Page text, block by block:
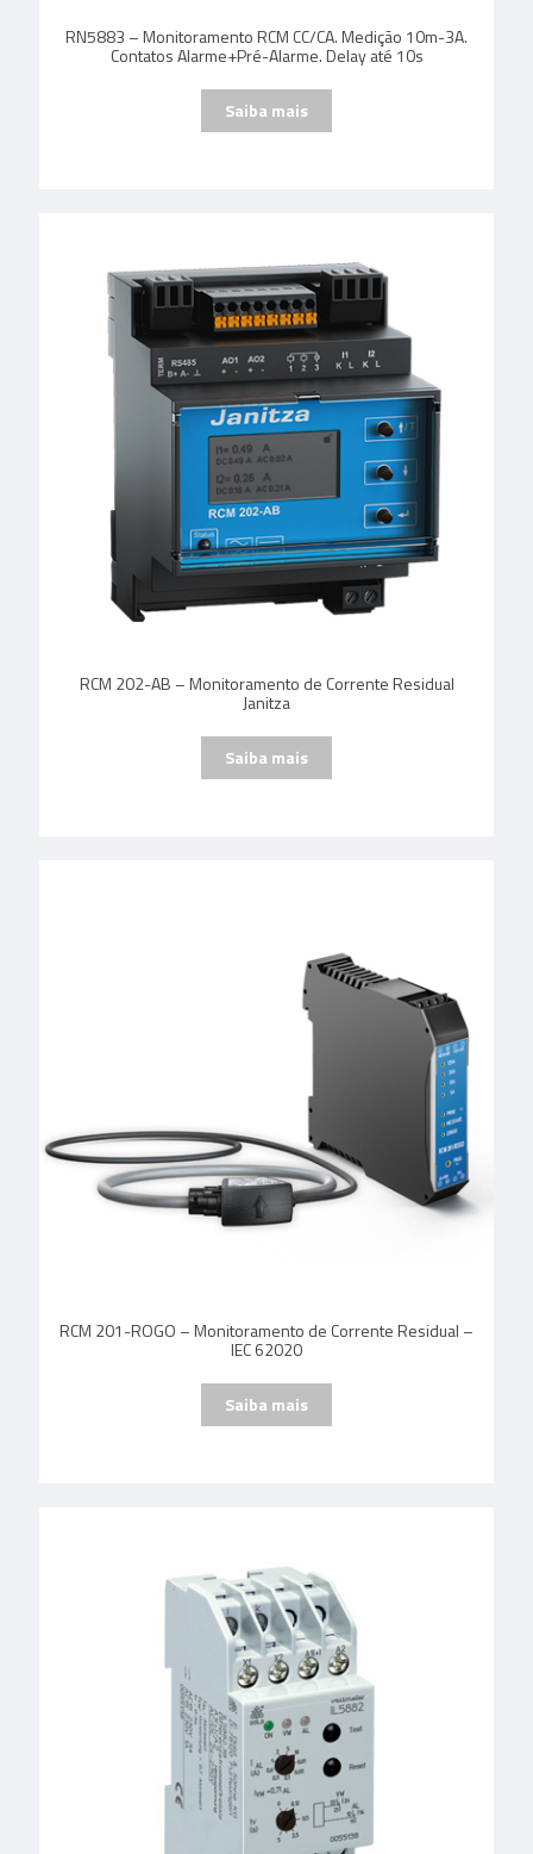
RN5883 – Monitoramento RCM CC/CA. Medição 10m-3A.
Contatos Alarme+Pré-Alarme. Delay até 10s
RCM 202-AB – Monitoramento de Corrente Residual
Janitza
RCM 201-ROGO – Monitoramento de Corrente Residual –
IEC 62020